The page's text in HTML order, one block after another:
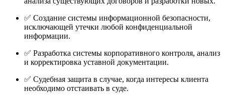
✅ Создание системы информационной безопасности,
исключающей утечки любой конфиденциальной
информации.
✅ Разработка системы корпоративного контроля, анализ
и корректировка уставной документации.
✅ Судебная защита в случае, когда интересы клиента
необходимо отстаивать в суде.